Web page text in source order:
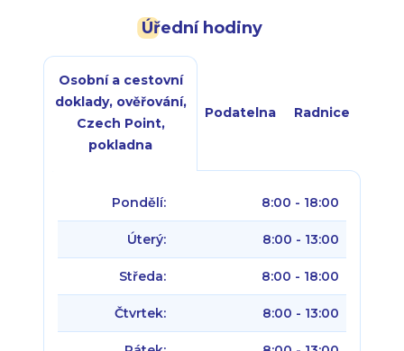
Úřední hodiny
Osobní a cestovní
doklady, ověřování,
Czech Point,
pokladna
Podatelna Radnice
Pondělí: 8:00 - 18:00
Úterý: 8:00 - 13:00
Středa: 8:00 - 18:00
Čtvrtek: 8:00 - 13:00